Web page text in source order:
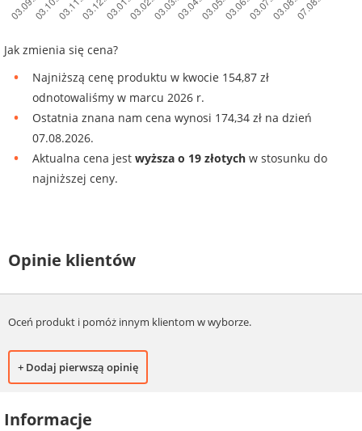
Jak zmienia się cena?
Najniższą cenę produktu w kwocie 154,87 zł
odnotowaliśmy w marcu 2026 r.
Ostatnia znana nam cena wynosi 174,34 zł na dzień
07.08.2026.
Aktualna cena jest wyższa o 19 złotych w stosunku do
najniższej ceny.
Opinie klientów
Oceń produkt i pomóż innym klientom w wyborze.
+ Dodaj pierwszą opinię
Informacje